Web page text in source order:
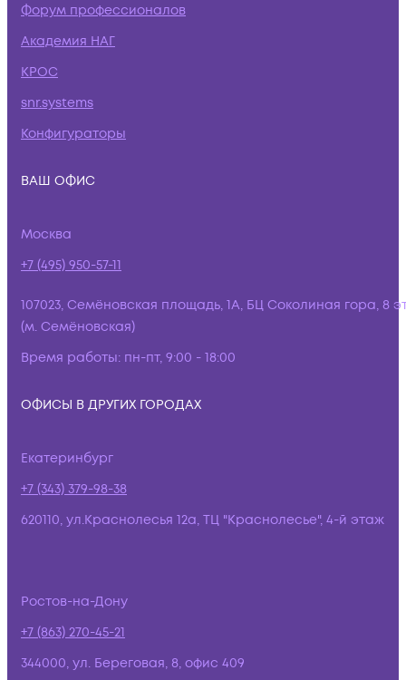
Форум профессионалов
Академия НАГ
КРОС
snr.systems
Конфигураторы
ВАШ ОФИС
Москва
+7 (495) 950-57-11
107023, Семёновская площадь, 1А, БЦ Соколиная гора, 8
(м. Семёновская)
Время работы: пн-пт, 9:00 - 18:00
ОФИСЫ В ДРУГИХ ГОРОДАХ
Екатеринбург
+7 (343) 379-98-38
620110, ул.Краснолесья 12а, ТЦ "Краснолесье", 4-й этаж
Ростов-на-Дону
+7 (863) 270-45-21
344000, ул. Береговая, 8, офис 409